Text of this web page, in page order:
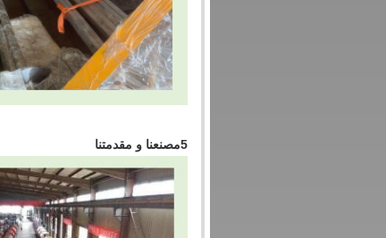
5مصنعنا و مقدمتنا